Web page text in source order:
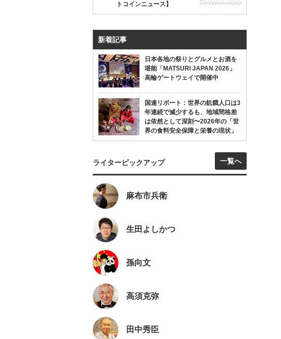
トコインニュース】
新着記事
日本各地の祭りとグルメとお酒を
堪能「MATSURI JAPAN 2026」
高輪ゲートウェイで開催中
国連リポート：世界の飢餓人口は3
年連続で減少するも、地域間格差
は依然として深刻〜2026年の「世
界の食料安全保障と栄養の現状」
ライターピックアップ 一覧へ
麻布市兵衛
生田よしかつ
孫向文
高須克弥
田中秀臣